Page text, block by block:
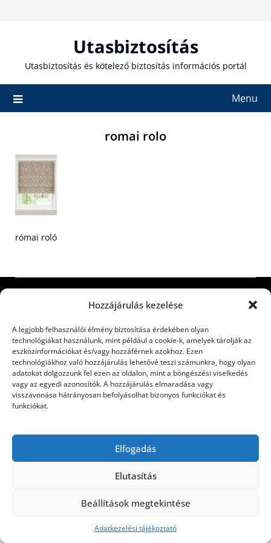
Hozzájárulás kezelése
A legjobb felhasználói élmény biztosítása érdekében olyan
technológiákat használunk, mint például a cookie-k, amelyek tárolják az
eszközinformációkat és/vagy hozzáférnek azokhoz. Ezen
technológiákhoz való hozzájárulás lehetővé teszi számunkra, hogy olyan
adatokat dolgozzunk fel ezen az oldalon, mint a böngészési viselkedés
vagy az egyedi azonosítók. A hozzájárulás elmaradása vagy
visszavonása hátrányosan befolyásolhat bizonyos funkciókat és
funkciókat.
Elfogadás
Elutasítás
Beállítások megtekintése
Adatkezelési tájékoztató
Utasbiztosítás
Utasbiztosítás és kötelező biztosítás információs portál
Menu
romai rolo
római roló
WordPress Theme